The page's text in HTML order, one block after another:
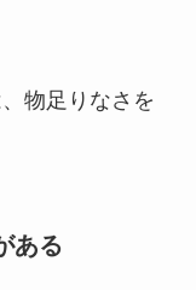
物足りなさを
ある